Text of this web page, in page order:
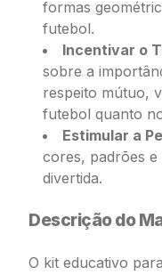
formas
futebol.
Incentivar o
sobre a
respeito mútuo,
futebol quanto
Estimular a
cores, padrões
divertida.
Descrição do
O kit educativo